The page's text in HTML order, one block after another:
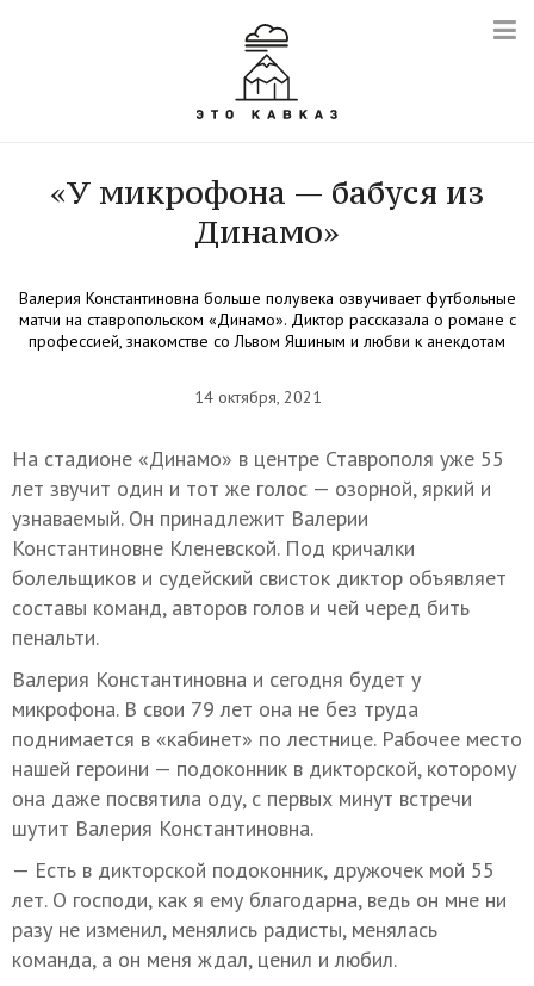
«У микрофона — бабуся из
Динамо»
Валерия Константиновна больше полувека озвучивает футбольные
матчи на ставропольском «Динамо». Диктор рассказала о романе с
профессией, знакомстве со Львом Яшиным и любви к анекдотам
14 октября, 2021
На стадионе «Динамо» в центре Ставрополя уже 55
лет звучит один и тот же голос — озорной, яркий и
узнаваемый. Он принадлежит Валерии
Константиновне Кленевской. Под кричалки
болельщиков и судейский свисток диктор объявляет
составы команд, авторов голов и чей черед бить
пенальти.
Валерия Константиновна и сегодня будет у
микрофона. В свои 79 лет она не без труда
поднимается в «кабинет» по лестнице. Рабочее место
нашей героини — подоконник в дикторской, которому
она даже посвятила оду, с первых минут встречи
шутит Валерия Константиновна.
— Есть в дикторской подоконник, дружочек мой 55
лет. О господи, как я ему благодарна, ведь он мне ни
разу не изменил, менялись радисты, менялась
команда, а он меня ждал, ценил и любил.